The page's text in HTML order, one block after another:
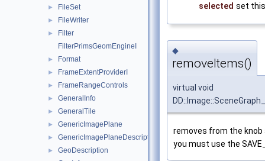
► FileSet
► FileWriter
►
Filter
FilterPrimsGeomEngineI
► Format
► FrameExtentProviderI
► FrameRangeControls
► GeneralInfo
► GeneralTile
► GenericImagePlane
► GenericImagePlaneDescriptor
► GeoDescription
selected set
◆
removeItems()
virtual void
removes from the
you must use the